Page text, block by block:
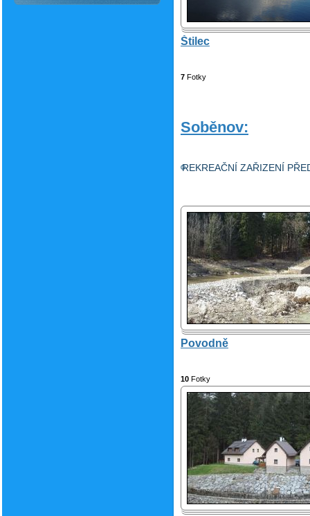
Štilec
7 Fotky
Soběnov:
REKREAČNÍ ZAŘIZENÍ
Povodně
10 Fotky